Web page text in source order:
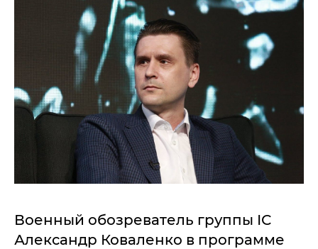
Военный обозреватель группы ІС
Александр Коваленко в программе